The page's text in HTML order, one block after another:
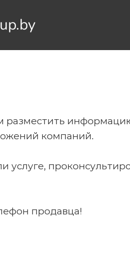
Объявления
разместить
компаний.
продавца!